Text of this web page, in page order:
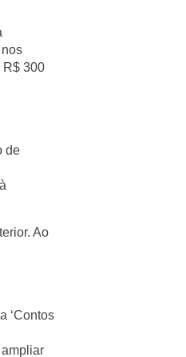
R$ 300
de
Ao
‘Contos